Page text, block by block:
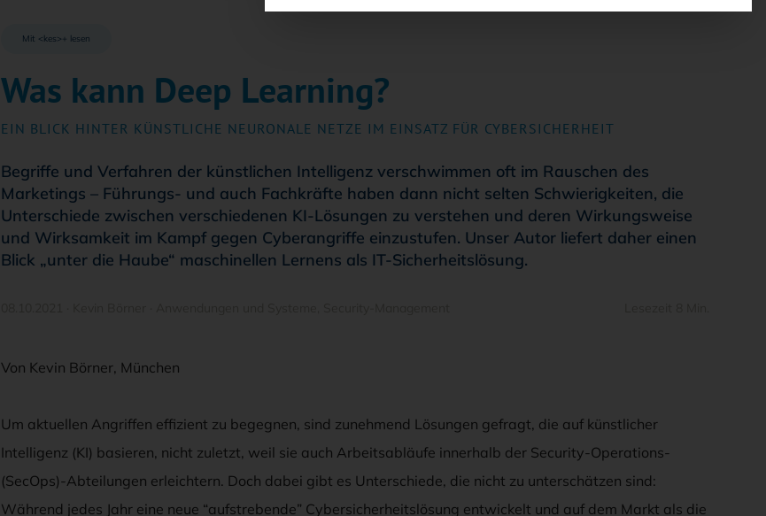
Mit <kes>+ lesen
Was kann Deep Learning?
EIN BLICK HINTER KÜNSTLICHE NEURONALE NETZE IM EINSATZ FÜR CYBERSICHERHEIT
Begriffe und Verfahren der künstlichen Intelligenz verschwimmen oft im Rauschen des
Marketings – Führungs- und auch Fachkräfte haben dann nicht selten Schwierigkeiten, die
Unterschiede zwischen verschiedenen KI-Lösungen zu verstehen und deren Wirkungsweise
und Wirksamkeit im Kampf gegen Cyberangriffe einzustufen. Unser Autor liefert daher einen
Blick „unter die Haube“ maschinellen Lernens als IT-Sicherheitslösung.
Von Kevin Börner, München
Um aktuellen Angriffen effizient zu begegnen, sind zunehmend Lösungen gefragt, die auf künstlicher
Intelligenz (KI) basieren, nicht zuletzt, weil sie auch Arbeitsabläufe innerhalb der Security-Operations-
(SecOps)-Abteilungen erleichtern. Doch dabei gibt es Unterschiede, die nicht zu unterschätzen sind:
Während jedes Jahr eine neue “aufstrebende” Cybersicherheitslösung entwickelt und auf dem Markt als die